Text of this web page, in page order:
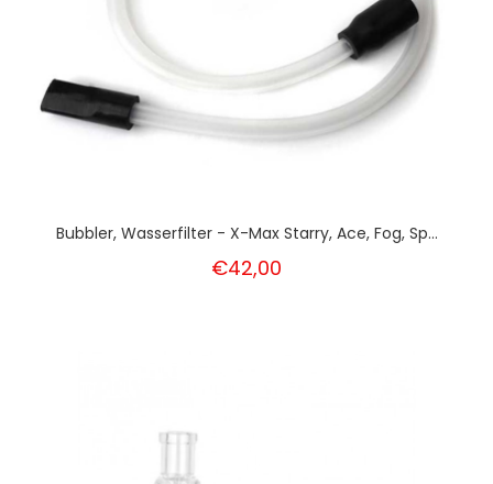
Bubbler, Wasserfilter - X-Max Starry, Ace, Fog, Sp...
€42,00